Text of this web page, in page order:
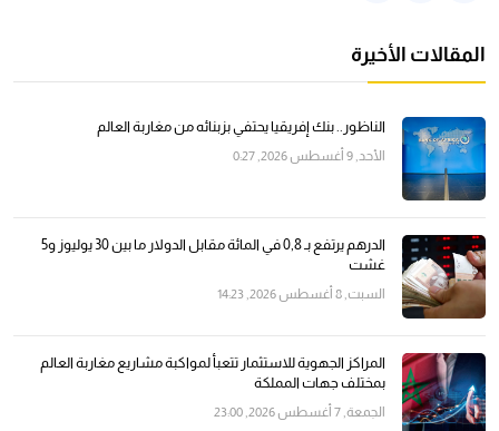
المقالات الأخيرة
الناظور.. بنك إفريقيا يحتفي بزبنائه من مغاربة العالم
الأحد, 9 أغسطس 2026, 0:27
الدرهم يرتفع بـ 0,8 في المائة مقابل الدولار ما بين 30 يوليوز و5
غشت
السبت, 8 أغسطس 2026, 14:23
المراكز الجهوية للاستثمار تتعبأ لمواكبة مشاريع مغاربة العالم
بمختلف جهات المملكة
الجمعة, 7 أغسطس 2026, 23:00